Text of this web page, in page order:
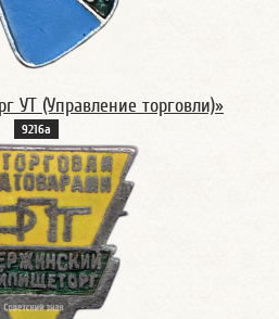
УТ (Управление торговли)»
9216а